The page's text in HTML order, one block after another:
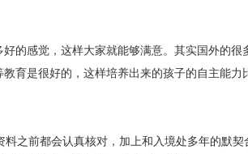
的感觉，这样大家就能够满意。其实国外的很
育是很好的，这样培养出来的孩子的自主能力
料之前都会认真核对，加上和入境处多年的默契